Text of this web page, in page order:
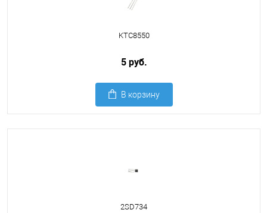
KTC8550
5 руб.
В корзину
2SD734